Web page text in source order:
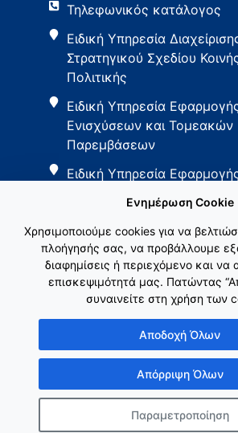
Τηλεφωνικός κατάλογος
Ειδική Υπηρεσία
Στρατηγικού Σχεδίου
Πολιτικής
Ειδική Υπηρεσία
Ενισχύσεων και Τομεακών
Παρεμβάσεων
Ειδική Υπηρεσία
Εθνικό Δίκτυο ΚΑΠ
Copyright © Γενική Γραμματεία Ενωσιακών
Κατασκευή
Ενημέρωση Cookie
Χρησιμοποιούμε cookies για να
πλοήγησής σας, να προβάλλουμε
διαφημίσεις ή περιεχόμενο και να
επισκεψιμότητά μας. Πατώντας
συναινείτε στη χρήση των
Αποδοχή Όλων
Απόρριψη Όλων
Παραμετροποίηση